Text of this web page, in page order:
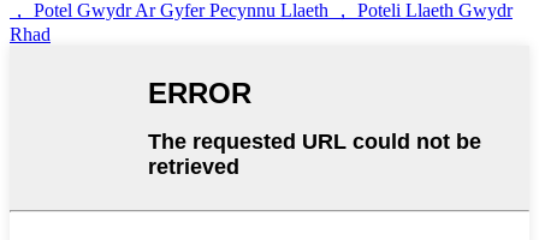
， Potel Gwydr Ar Gyfer Pecynnu Llaeth ， Poteli Llaeth Gwydr
Rhad